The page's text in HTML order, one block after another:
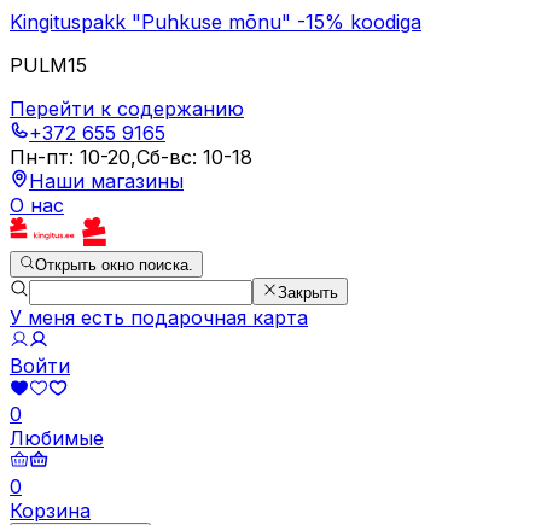
Kingituspakk "Puhkuse mõnu" -15% koodiga
PULM15
Перейти к содержанию
+372 655 9165
Пн-пт: 10-20,Сб-вс: 10-18
Наши магазины
О нас
Открыть окно поиска.
Закрыть
У меня есть подарочная карта
Войти
0
Любимые
0
Корзина